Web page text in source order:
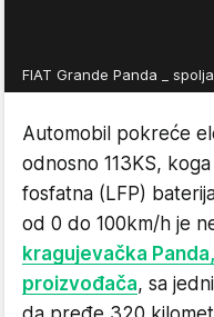
FIAT Grande Panda _
Automobil pokreće
odnosno 113KS,
fosfatna (LFP)
od 0 do 100km/h je
kragujevačka
proizvođača, sa